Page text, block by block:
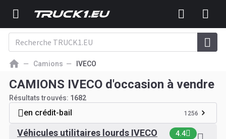
Camions IVECO
CAMIONS IVECO d'occasion à vendre
Résultats trouvés: 1682
en crédit-bail 1256
Véhicules utilitaires lourds IVECO 4.4